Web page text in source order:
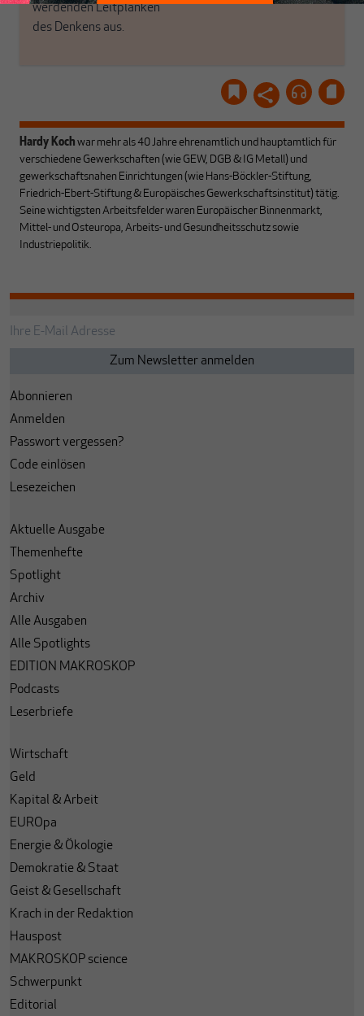
werdenden Leitplanken
des Denkens aus.
Hardy Koch war mehr als 40 Jahre ehrenamtlich und hauptamtlich für
verschiedene Gewerkschaften (wie GEW, DGB & IG Metall) und
gewerkschaftsnahen Einrichtungen (wie Hans-Böckler-Stiftung,
Friedrich-Ebert-Stiftung & Europäisches Gewerkschaftsinstitut) tätig.
Seine wichtigsten Arbeitsfelder waren Europäischer Binnenmarkt,
Mittel- und Osteuropa, Arbeits- und Gesundheitsschutz sowie
Industriepolitik.
Abonnieren
Anmelden
Passwort vergessen?
Code einlösen
Lesezeichen
Aktuelle Ausgabe
Themenhefte
Spotlight
Archiv
Alle Ausgaben
Alle Spotlights
EDITION MAKROSKOP
Podcasts
Leserbriefe
Wirtschaft
Geld
Kapital & Arbeit
EUROpa
Energie & Ökologie
Demokratie & Staat
Geist & Gesellschaft
Krach in der Redaktion
Hauspost
MAKROSKOP science
Schwerpunkt
Editorial